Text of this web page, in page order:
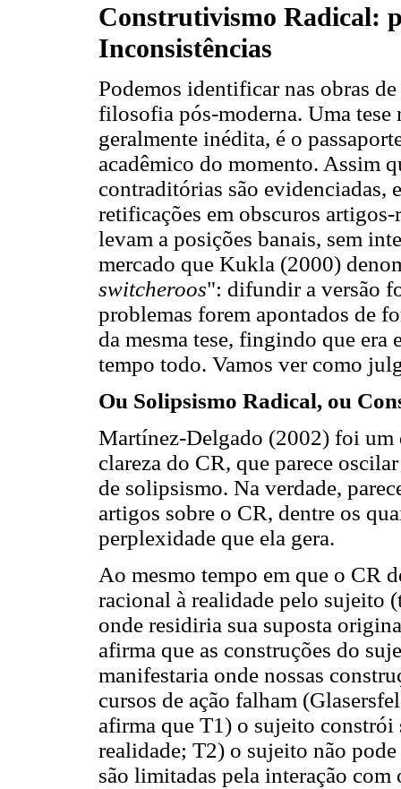
Construtivismo Radical:
Inconsistências
Podemos identificar nas obras
filosofia pós-moderna. Uma
geralmente inédita, é o
acadêmico do momento. Assim
contraditórias são evidenciadas,
retificações em obscuros
levam a posições banais, sem
mercado que Kukla (2000)
switcheroos": difundir a versão
problemas forem apontados de
da mesma tese, fingindo que era
tempo todo. Vamos ver como
Ou Solipsismo Radical, ou
Martínez-Delgado (2002) foi um
clareza do CR, que parece
de solipsismo. Na verdade,
artigos sobre o CR, dentre os
perplexidade que ela gera.
Ao mesmo tempo em que o CR
racional à realidade pelo sujeito
onde residiria sua suposta
afirma que as construções do
manifestaria onde nossas
cursos de ação falham
afirma que T1) o sujeito constrói
realidade; T2) o sujeito não
são limitadas pela interação com